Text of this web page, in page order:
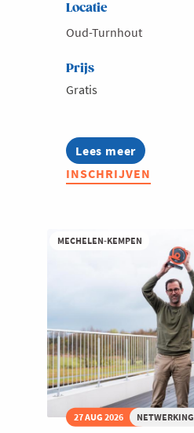
Locatie
Oud-Turnhout
Prijs
Gratis
Lees meer
about
Ondernemend
Turnhout
bij
INSCHRIJVEN
MECHELEN-KEMPEN
27 AUG 2026 NETWERKING